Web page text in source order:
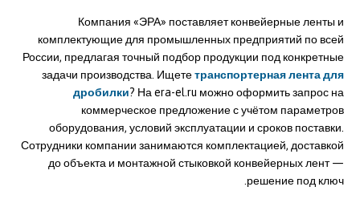
Компания «ЭРА» поставляет конвейерные ленты и
комплектующие для промышленных предприятий по всей
России, предлагая точный подбор продукции под конкретные
задачи производства. Ищететранспортерная лента для
дробилки? На era-el.ru можно оформить запрос на
коммерческое предложение с учётом параметров
оборудования, условий эксплуатации и сроков поставки.
Сотрудники компании занимаются комплектацией, доставкой
до объекта и монтажной стыковкой конвейерных лент —
решение под ключ.